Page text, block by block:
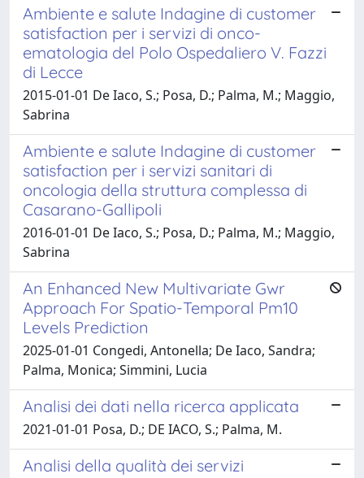
Ambiente e salute Indagine di customer
satisfaction per i servizi di onco-
ematologia del Polo Ospedaliero V. Fazzi
di Lecce
2015-01-01 De Iaco, S.; Posa, D.; Palma, M.; Maggio,
Sabrina
Ambiente e salute Indagine di customer
satisfaction per i servizi sanitari di
oncologia della struttura complessa di
Casarano-Gallipoli
2016-01-01 De Iaco, S.; Posa, D.; Palma, M.; Maggio,
Sabrina
An Enhanced New Multivariate Gwr
Approach For Spatio-Temporal Pm10
Levels Prediction
2025-01-01 Congedi, Antonella; De Iaco, Sandra;
Palma, Monica; Simmini, Lucia
Analisi dei dati nella ricerca applicata
2021-01-01 Posa, D.; DE IACO, S.; Palma, M.
Analisi della qualità dei servizi